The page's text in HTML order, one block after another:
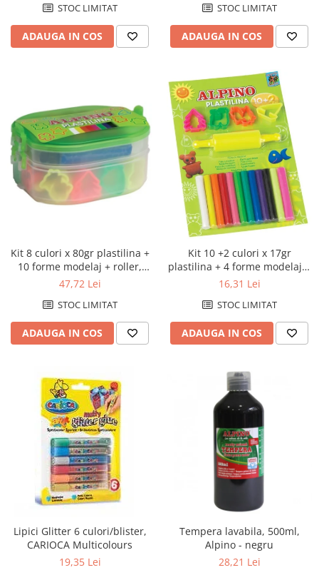
STOC LIMITAT
ADAUGA IN COS
STOC LIMITAT
ADAUGA IN COS
Kit 8 culori x 80gr plastilina +
10 forme modelaj + roller,
ALPINO
47,72 Lei
STOC LIMITAT
ADAUGA IN COS
Kit 10 +2 culori x 17gr
plastilina + 4 forme modelaj +
roller, in blister, ALPINO
16,31 Lei
STOC LIMITAT
ADAUGA IN COS
Lipici Glitter 6 culori/blister,
CARIOCA Multicolours
19,35 Lei
Tempera lavabila, 500ml,
Alpino - negru
28,21 Lei